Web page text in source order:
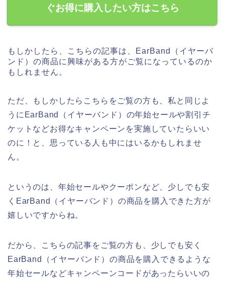
ぐお得に購入したい方はこちら
もしかしたら、こちらの記事は、EarBand（イヤーバ
ンド）の商品に興味がある方がご覧になっているのか
もしれません。
ただ、もしかしたらこちらをご覧の方も、私と同じよ
うにEarBand（イヤーバンド）の年始セールや割引チ
ケットなどお得なキャンペーンを実施していたらいい
のに！と、思っている人も中にはいるかもしれませ
ん。
というのは、年始セールやクーポンなど、少しでも安
くEarBand（イヤーバンド）の商品を購入できた方が
嬉しいですからね。
だから、こちらの記事をご覧の方も、少しでも安く
EarBand（イヤーバンド）の商品を購入できるような
年始セールなどキャンペーンコードがあったらいいの